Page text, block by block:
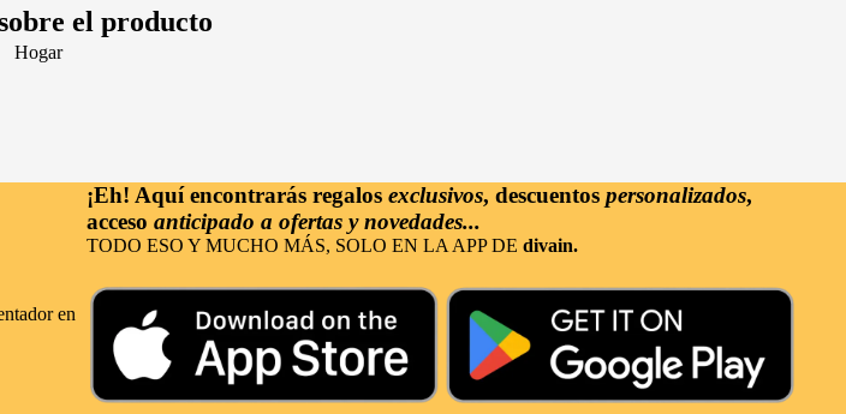
manos
Hogar
en
Mikado
el producto
¡Eh! Aquí encontrarás regalos exclusivos, descuentos personalizados,
acceso anticipado a ofertas y novedades...
TODO ESO Y MUCHO MÁS, SOLO EN LA APP DE divain.